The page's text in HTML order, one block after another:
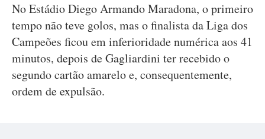
No Estádio Diego Armando Maradona, o primeiro
tempo não teve golos, mas o finalista da Liga dos
Campeões ficou em inferioridade numérica aos 41
minutos, depois de Gagliardini ter recebido o
segundo cartão amarelo e, consequentemente,
ordem de expulsão.